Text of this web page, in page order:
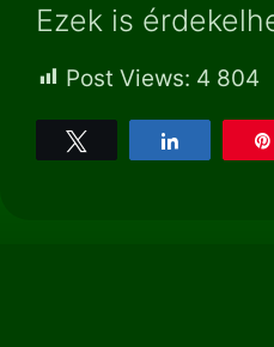
Ezek is
Post Views: 4 804